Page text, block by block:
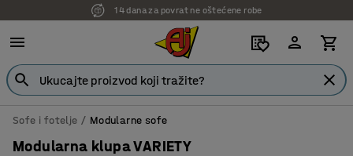
14 dana za povrat ne oštećene robe
7 godina garancije
Sofe i fotelje Modularne sofe
Modularna klupa VARIETY